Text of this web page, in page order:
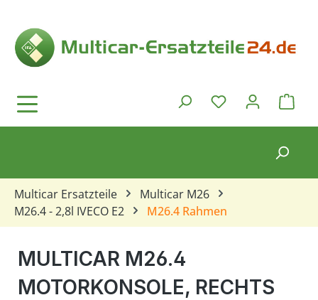
Du hast 0
Multicar Ersatzteile
Multicar M26
M26.4 - 2,8l IVECO E2
M26.4 Rahmen
MULTICAR M26.4
MOTORKONSOLE, RECHTS